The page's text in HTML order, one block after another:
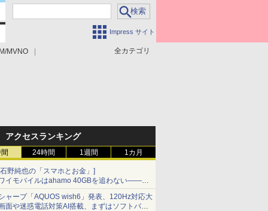
Impress サイト
全カテゴリ
MVNO
アクセスランキング
24時間 1週間 1カ月
野純也の「スマホとお金」]
イモバイルはahamo 40GBを追わない――単
向け「超おトク割」の安さと1年限定の注意
ャープ「AQUOS wish6」発表、120Hz対応大
面や迷惑電話対策AI搭載、まずはソフトバン